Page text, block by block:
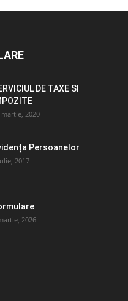
DE TAXE SI
martie, 2020
Persoanelor
2017
2026